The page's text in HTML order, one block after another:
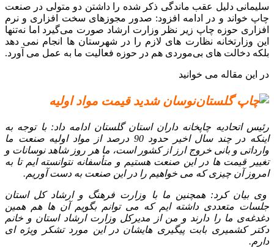
سلیمانی دلیل عقب‌ ماندگی ذکر شده را داشتن دو متولی در صنعت
چاپ خواند و در ادامه افزود: صدور مجوزهای سخت‌ افزاری و نرم‌
افزاری حوزه چاپ زیر نظر وزارت ارشاد صورت می‌گیرد اما نه‌تنها
این وزارتخانه نظارت‌ های لازم را در شهرستان‌ ها انجام نمی‌ دهد
بلکه دخالت‌ های بی‌موردی هم در حوزه فعالیت ما به عمل می‌ آورد.
در این مقاله می خوانید
نوسان شدید قیمت مواد اولیه
رئیس اتحادیه چاپخانه‌ داران استان گلستان ادامه داد: با توجه به
اینکه در چند سال اخیر حدود 90 درصد از مواد اولیه صنعت ما
وارداتی و بانی خروج ارز از کشور است، ما هر روز شاهد نوسانات و
تغییر قیمت‌ ها در این صنعت هستیم و متأسفانه نتوانسته‌ ایم تا به
امروز آن چیزی که می‌ خواهیم را در این صنعت به دست آوریم.
وی بیان کرد: همچنین ما با وزارت فرهنگ و ارشاد کل استان
جلسات متعددی داشته‌ ایم که می‌ توانم بگویم آن‌ ها هم همین
دغدغه‌ی ما را دارند و من از مدیرکل وزارت ارشاد استان و خانم
دکتر کشمیری بابت پیگیری‌ هایشان در این مورد تشکر ویژه‌ ای
دارم.